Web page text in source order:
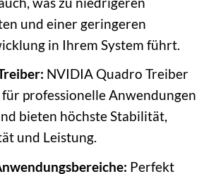
und einer geringeren
in Ihrem System führt.
NVIDIA Quadro Treiber
für professionelle Anwendungen
bieten höchste Stabilität,
und Leistung.
Perfekt